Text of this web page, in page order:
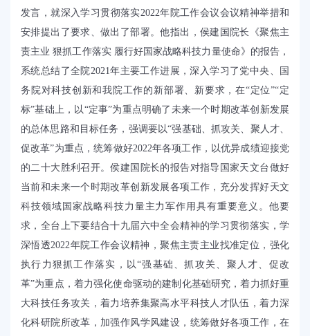
发言，就深入学习贯彻落实2022年院工作会议会议精神举措和
安排提出了要求、做出了部署。他指出，侯建国院长《聚焦主
责主业 狠抓工作落实 履行好国家战略科技力量使命》的报告，
系统总结了全院2021年主要工作进展，深入学习了党中央、国
务院对科技创新和我院工作的新部署、新要求，在“定位”“定
标”基础上，以“定事”为重点明确了未来一个时期改革创新发展
的总体思路和目标任务，强调要以“强基础、抓攻关、聚人才、
促改革”为重点，统筹做好2022年各项工作，以优异成绩迎接党
的二十大胜利召开。侯建国院长的报告对指导国家天文台做好
当前和未来一个时期改革创新发展各项工作，充分发挥好天文
科技领域国家战略科技力量主力军作用具有重要意义。他要
求，全台上下要结合十九届六中全会精神的学习贯彻落实，学
深悟透2022年院工作会议精神，聚焦主责主业找准定位，强化
执行力狠抓工作落实， 以“强基础、抓攻关、聚人才、促改
革”为重点，着力强化使命驱动的建制化基础研究，着力抓好重
大科技任务攻关，着力培养集聚高水平科技人才队伍，着力深
化科研院所改革，加强作风学风建设，统筹做好各项工作，在